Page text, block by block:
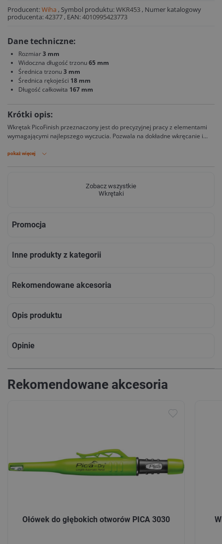
Producent:Wiha , Symbol produktu:WKR453 , Numer katalogowy
producenta:42377 , EAN:4010995423773
Dane techniczne:
Rozmiar3 mm
Widoczna długość trzonu65 mm
Średnica trzonu3 mm
Średnica rękojeści 18 mm
Długość całkowita 167 mm
Krótki opis:
Wkrętak PicoFinish przeznaczony jest do precyzyjnej pracy z elementami
wymagającymi najlepszego wyczucia. Pozwala na dokładne wkręcanie i
pokaż więcej
Zobacz wszystkie
Wkrętaki
Promocja
Inne produkty z kategorii
Rekomendowane akcesoria
Opis produktu
Opinie
Rekomendowane akcesoria
Ołówek do głębokich otworów PICA 3030